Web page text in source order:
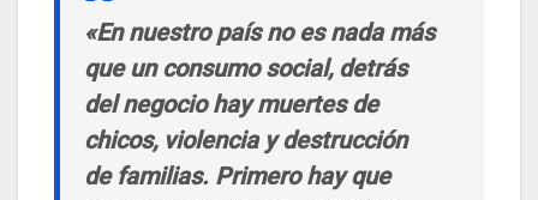
«En nuestro país no es nada más
que un consumo social, detrás
del negocio hay muertes de
chicos, violencia y destrucción
de familias. Primero hay que